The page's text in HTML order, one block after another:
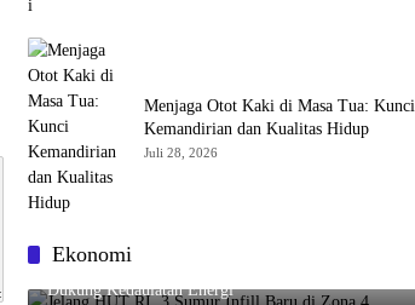
Menjaga Otot Kaki di Masa Tua: Kunci
Kemandirian dan Kualitas Hidup
Juli 28, 2026
Ekonomi
Jelang HUT RI, 3 Sumur Infill Baru di Zona 4
Dukung Kedaulatan Energi